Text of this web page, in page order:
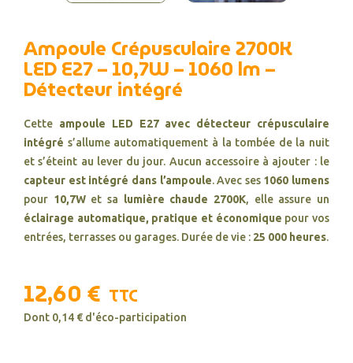
Ampoule Crépusculaire 2700K
LED E27 – 10,7W – 1060 lm –
Détecteur intégré
Cette ampoule LED E27 avec détecteur crépusculaire
intégré s’allume automatiquement à la tombée de la nuit
et s’éteint au lever du jour. Aucun accessoire à ajouter : le
capteur est intégré dans l’ampoule. Avec ses 1060 lumens
pour 10,7Wet sa lumière chaude 2700K, elle assure un
éclairage automatique, pratique et économique pour vos
entrées, terrasses ou garages. Durée de vie : 25 000 heures.
12,60 € TTC
Dont 0,14 € d'éco-participation